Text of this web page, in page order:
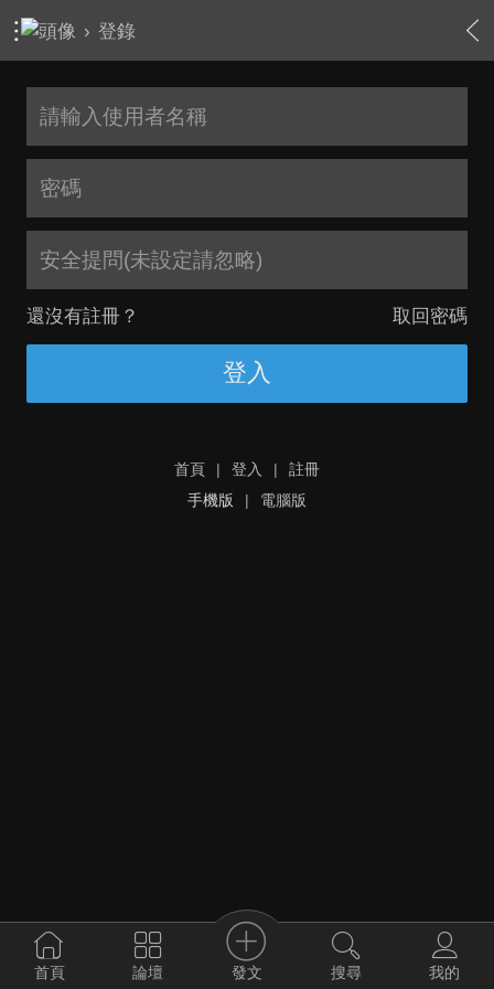
› 登錄
安全提問(未設定請忽略)
還沒有註冊？ 取回密碼
登入
首頁 | 登入 |
註冊
手機版
| 電腦版
首頁 論壇 發文 搜尋 我的